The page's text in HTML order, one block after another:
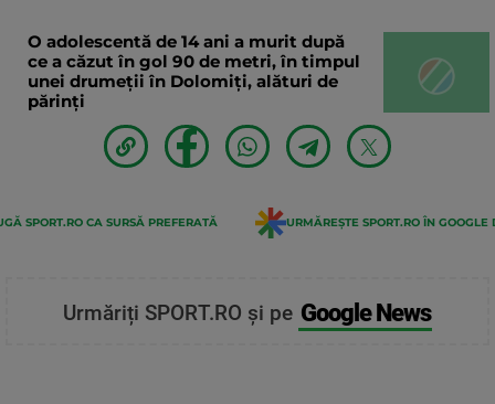
O adolescentă de 14 ani a murit după
ce a căzut în gol 90 de metri, în timpul
unei drumeții în Dolomiți, alături de
părinți
SPORT.RO CA SURSĂ PREFERATĂ URMĂREȘTE SPORT.RO ÎN GOOGLE
Urmăriți SPORT.RO și pe Google News